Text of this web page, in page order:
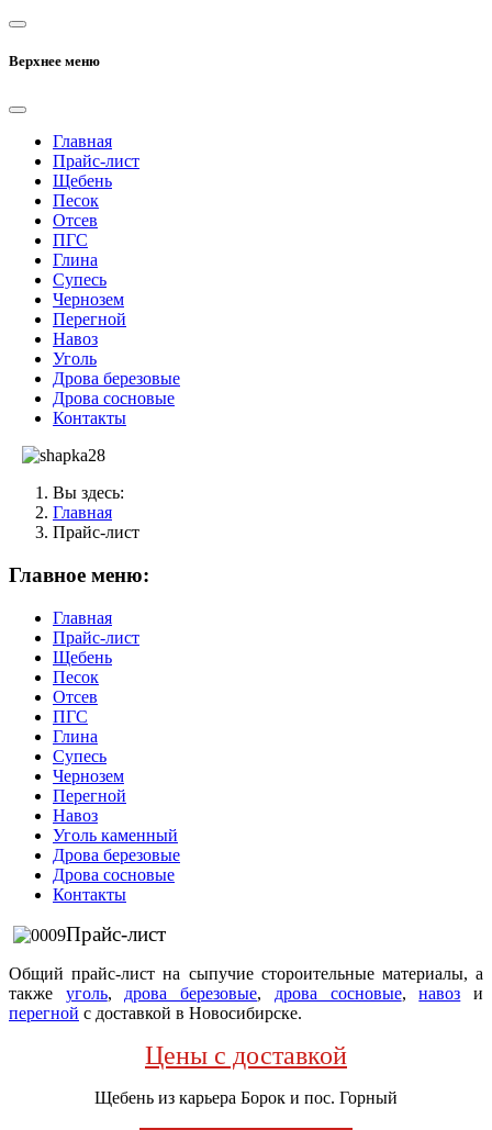
Верхнее меню
Главная
Прайс-лист
Щебень
Песок
Отсев
ПГС
Глина
Супесь
Чернозем
Перегной
Навоз
Уголь
Дрова березовые
Дрова сосновые
Контакты
Вы здесь:
Главная
Прайс-лист
Главное меню:
Главная
Прайс-лист
Щебень
Песок
Отсев
ПГС
Глина
Супесь
Чернозем
Перегной
Навоз
Уголь каменный
Дрова березовые
Дрова сосновые
Контакты
Прайс-лист
Общий прайс-лист на сыпучие стороительные материалы, а
также уголь, дрова березовые, дрова сосновые,навоз и
перегной с доставкой в Новосибирске.
Цены с доставкой
Щебень из карьера Борок и пос. Горный